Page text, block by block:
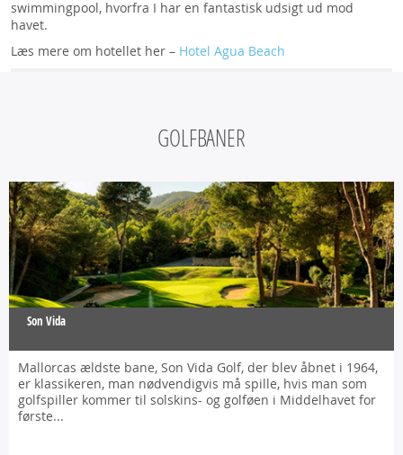
swimmingpool, hvorfra I har en fantastisk udsigt ud mod
havet.
Læs mere om hotellet her – Hotel Agua Beach
GOLFBANER
Son Vida
Mallorcas ældste bane, Son Vida Golf, der blev åbnet i 1964,
er klassikeren, man nødvendigvis må spille, hvis man som
golfspiller kommer til solskins- og golføen i Middelhavet for
første...